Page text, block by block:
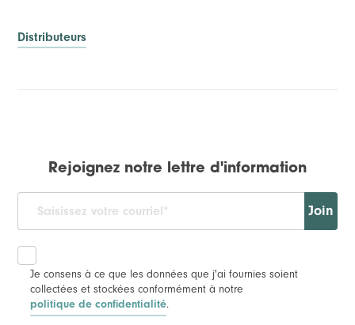
Distributeurs
Rejoignez notre lettre d'information
Join
Je consens à ce que les données que j'ai fournies soient
collectées et stockées conformément à notre
politique de confidentialité.